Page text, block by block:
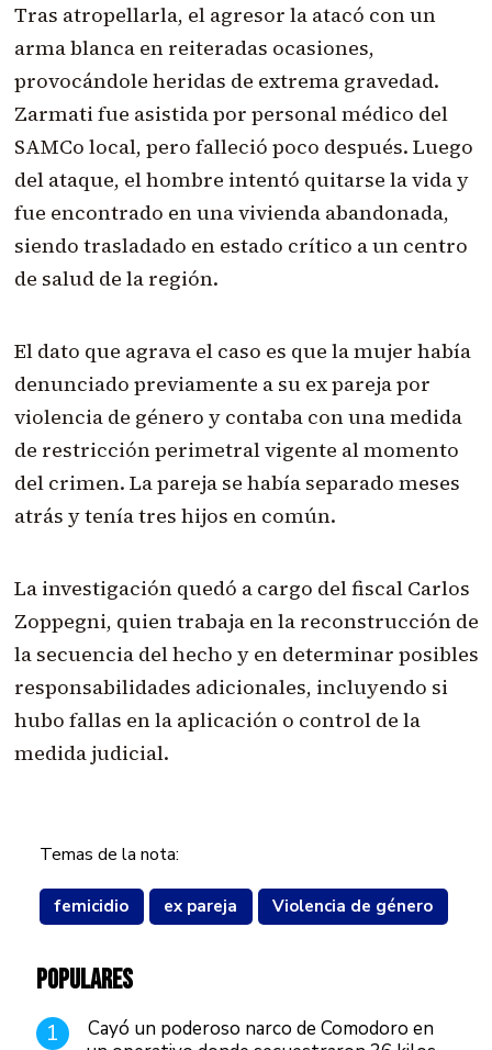
Tras atropellarla, el agresor la atacó con un
arma blanca en reiteradas ocasiones,
provocándole heridas de extrema gravedad.
Zarmati fue asistida por personal médico del
SAMCo local, pero falleció poco después. Luego
del ataque, el hombre intentó quitarse la vida y
fue encontrado en una vivienda abandonada,
siendo trasladado en estado crítico a un centro
de salud de la región.
El dato que agrava el caso es que la mujer había
denunciado previamente a su ex pareja por
violencia de género y contaba con una medida
de restricción perimetral vigente al momento
del crimen. La pareja se había separado meses
atrás y tenía tres hijos en común.
La investigación quedó a cargo del fiscal Carlos
Zoppegni, quien trabaja en la reconstrucción de
la secuencia del hecho y en determinar posibles
responsabilidades adicionales, incluyendo si
hubo fallas en la aplicación o control de la
medida judicial.
Temas de la nota:
femicidio ex pareja Violencia de género
POPULARES
1
Cayó un poderoso narco de Comodoro en